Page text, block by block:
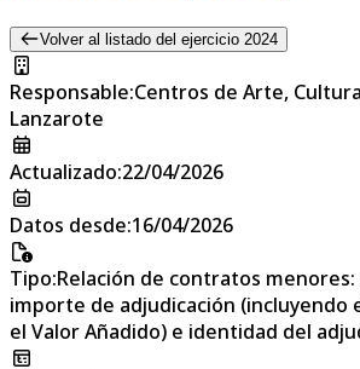
Volver al listado del ejercicio 2024
Responsable:Centros de Arte,
Lanzarote
Actualizado:22/04/2026
Datos desde:16/04/2026
Tipo:Relación de contratos
importe de adjudicación (incluyendo
el Valor Añadido) e identidad del